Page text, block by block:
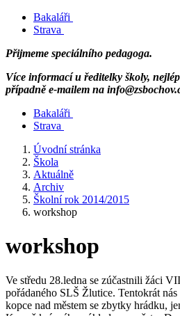
Bakaláři
Strava
Přijmeme speciálního pedagoga.
Více informací u ředitelky školy,
případně e-mailem na
Bakaláři
Strava
Úvodní stránka
Škola
Aktuálně
Archiv
Školní rok 2014/2015
workshop
workshop
Ve středu 28.ledna se zúčastnili žáci
pořádaného SLŠ Žlutice. Tentokrát
kopce nad městem se zbytky hrádku,